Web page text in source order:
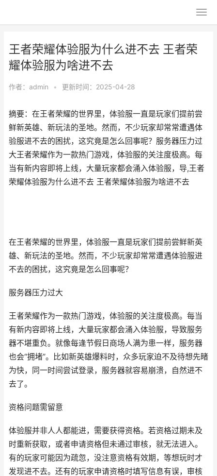
王者荣耀体验服为什么进不去 王者荣
耀体验服为啥进不去
作者： admin • 更新时间：2025-04-28
摘要：在王者荣耀的世界里，体验服一直是玩家们提前尝
鲜新英雄、新玩法的圣地。然而，不少玩家却常常遭遇体
验服进不去的困扰，这究竟是怎么回事呢？服务器压力过
大王者荣耀作为一款热门游戏，体验服的关注度极高。每
当有新内容即将上线，大量玩家都会涌入体验服，导,王者
荣耀体验服为什么进不去 王者荣耀体验服为啥进不去
在王者荣耀的世界里，体验服一直是玩家们提前尝鲜新英
雄、新玩法的圣地。然而，不少玩家却常常遭遇体验服进
不去的困扰，这究竟是怎么回事呢？
服务器压力过大
王者荣耀作为一款热门游戏，体验服的关注度极高。每当
有新内容即将上线，大量玩家都会涌入体验服，导致服务
器不堪重负。就像每逢节假日商场人满为患一样，服务器
也会“拥堵”。比如新英雄爆料时，众多玩家迫不及待想先睹
为快，同一时间尝试登录，服务器就容易崩溃，自然进不
去了。
资格问题需留意
体验服并非人人都能进，需要获得资格。若资格过期未及
时重新获取，或者申请资格但未通过审核，就无法进入。
有的玩家可能因为疏忽，没注意资格有效期，等想玩时才
发现进不去。还有的玩家申请资格时填写信息有误，审核